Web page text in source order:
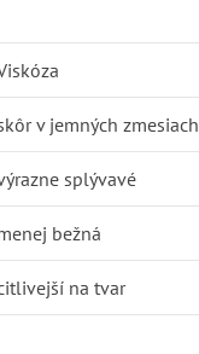
v jemných zmesiach
splývavé
bežná
na tvar